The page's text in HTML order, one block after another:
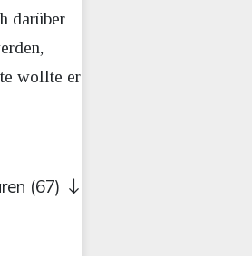
darüber
wollte er
(67)